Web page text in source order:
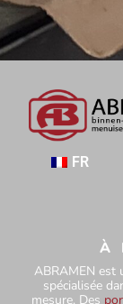
FR
À
ABRAMEN est
spécialisée
mesure. Des